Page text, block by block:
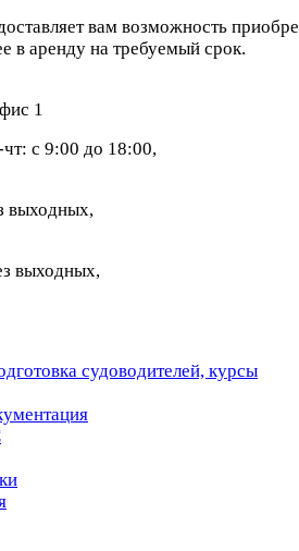
вам возможность
в аренду на требуемый срок.
1
с 9:00 до 18:00,
выходных,
выходных,
судоводителей, курсы